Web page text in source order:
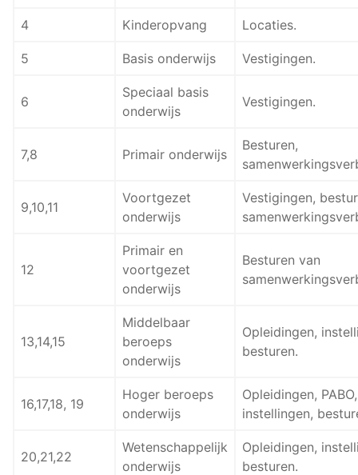
4 Kinderopvang Locaties.
5 Basis onderwijs Vestigingen.
6
Speciaal basis
onderwijs
Vestigingen.
7,8 Primair onderwijs
Besturen,
9,10,11
Voortgezet
onderwijs
Vestigingen,
12
Primair en
voortgezet
onderwijs
Besturen van
13,14,15
Middelbaar
beroeps
onderwijs
Opleidingen,
besturen.
16,17,18, 19
Hoger beroeps
onderwijs
Opleidingen, PABO,
instellingen,
20,21,22
Wetenschappelijk
onderwijs
Opleidingen,
besturen.